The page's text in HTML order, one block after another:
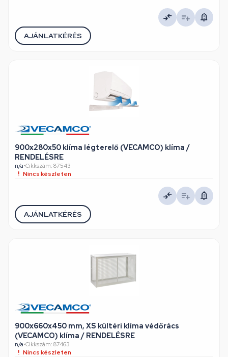
AJÁNLATKÉRÉS
900x280x50 klíma légterelő (VECAMCO) klíma /
RENDELÉSRE
n/a•Cikkszám: 87543
Nincs készleten
AJÁNLATKÉRÉS
900x660x450 mm, XS kültéri klíma védőrács
(VECAMCO) klíma / RENDELÉSRE
n/a•Cikkszám: 87463
Nincs készleten